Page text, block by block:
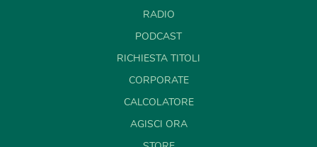
RADIO
PODCAST
RICHIESTA TITOLI
CORPORATE
CALCOLATORE
AGISCI ORA